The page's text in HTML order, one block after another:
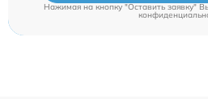
Нажимая на кнопку "Оставить заявку"